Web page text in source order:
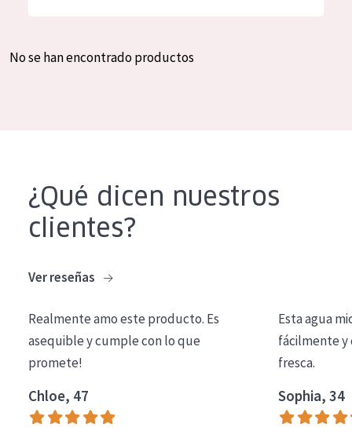
Crema de día
Crema de noche
Limpieza
COLECCIÓN
Essentials
Lift+
Spanish
No se han encontrado productos
¿Qué dicen nuestros
clientes?
Ver reseñas
Realmente amo este producto. Es
asequible y cumple con lo que
promete!
Chloe, 47
Esta agua
fácilmente y
fresca.
Sophia, 34